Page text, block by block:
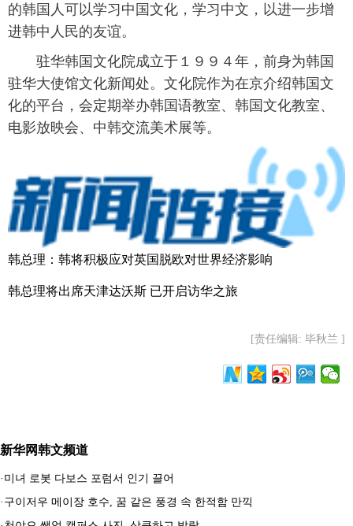
的韩国人可以学习中国文化，学习中文，以进一步增
进韩中人民的友谊。
驻华韩国文化院成立于１９９４年，前身为韩国
驻华大使馆文化新闻处。文化院作为在京介绍韩国文
化的平台，会定期举办韩国语教室、韩国文化教室、
电影放映会、中韩交流美术展等。
韩总理：韩将积极应对英国脱欧对世界经济影响
韩总理将出席天津达沃斯 已开启访华之旅
[责任编辑: 毕秋兰 ]
新华网韩文频道
· 미녀 로봇 다보스 포럼서 인기 끌어
· 구이저우 메이장 호수, 꿈 같은 풍경 속 한적함 만끽